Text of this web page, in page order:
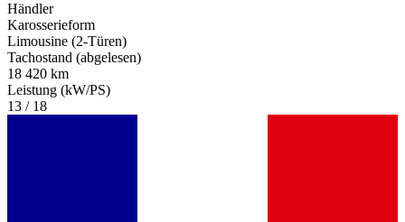
Händler
Karosserieform
Limousine (2-Türen)
Tachostand (abgelesen)
18 420 km
Leistung (kW/PS)
13 / 18